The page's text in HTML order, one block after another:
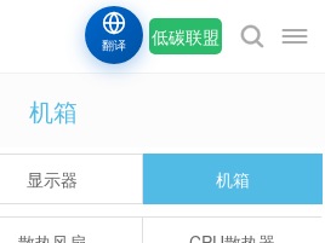
低碳联盟
翻译
机箱
显示器 机箱